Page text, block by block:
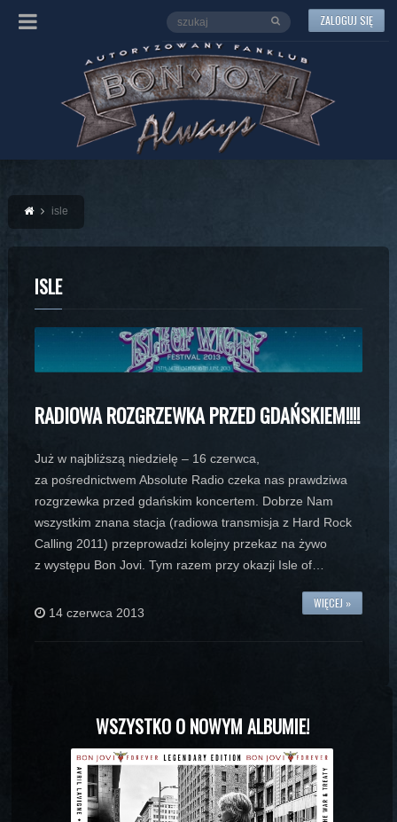
ZALOGUJ SIĘ
isle
ISLE
RADIOWA ROZGRZEWKA PRZED GDAŃSKIEM!!!!
Już w najbliższą niedzielę – 16 czerwca,
za pośrednictwem Absolute Radio czeka nas prawdziwa
rozgrzewka przed gdańskim koncertem. Dobrze Nam
wszystkim znana stacja (radiowa transmisja z Hard Rock
Calling 2011) przeprowadzi kolejny przekaz na żywo
z występu Bon Jovi. Tym razem przy okazji Isle of…
WIĘCEJ »
14 czerwca 2013
WSZYSTKO O NOWYM ALBUMIE!